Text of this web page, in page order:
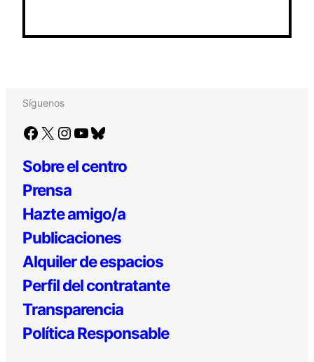
Síguenos
Facebook X Instagram YouTube Bluesky
Sobre el centro
Prensa
Hazte amigo/a
Publicaciones
Alquiler de espacios
Perfil del contratante
Transparencia
Política Responsable